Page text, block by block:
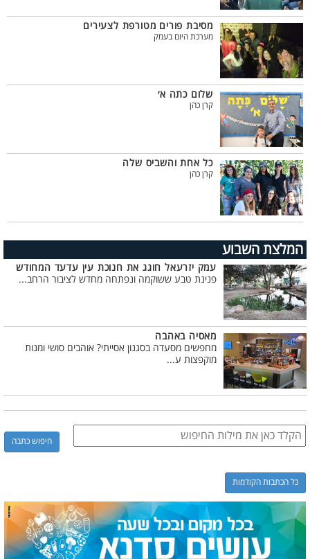
מסיבת פורים מטורפת לצעירים
מערכת היום בעמק
שלום כתה א׳
קרן כהן
כל אחת והשביס שלה
קרן כהן
המלצת השבוע
עמק יזרעאל חוגג את חנוכת עין עדעד המחודש
פנינת טבע ששוקמה ונפתחה מחדש לציבור הרחב...
מאסיה באהבה
מחפשים מסעדה בסגנון אסייתי? אוהבים סושי ומנות
מוקפצות ע...
כל הכתבות הקודמות